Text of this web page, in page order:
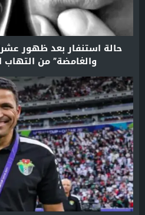
حالة استنفار بعد ظهور
والغامضة” من